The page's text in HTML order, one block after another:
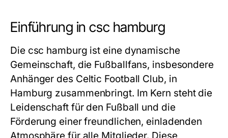
Einführung in csc hamburg
Die csc hamburg ist eine dynamische
Gemeinschaft, die Fußballfans, insbesondere
Anhänger des Celtic Football Club, in
Hamburg zusammenbringt. Im Kern steht die
Leidenschaft für den Fußball und die
Förderung einer freundlichen, einladenden